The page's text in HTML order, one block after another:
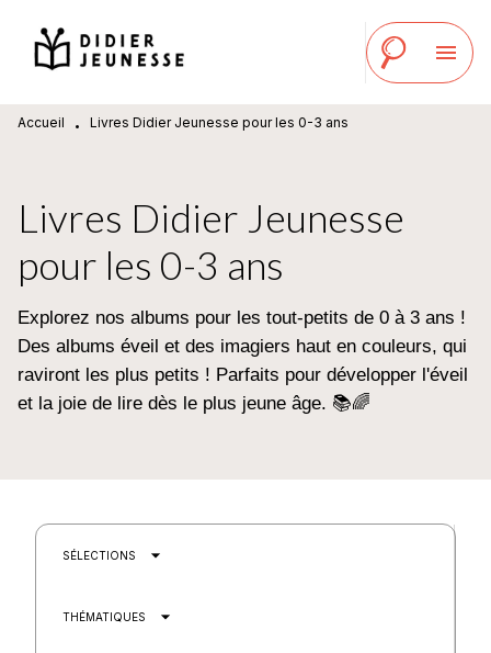
MENU RECHERCHE
PIED DE PAGE
menu
Accueil • Livres Didier Jeunesse pour les 0-3 ans
Livres Didier Jeunesse
pour les 0-3 ans
Explorez nos albums pour les tout-petits de 0 à 3 ans !
Des albums éveil et des imagiers haut en couleurs, qui
raviront les plus petits ! Parfaits pour développer l'éveil
et la joie de lire dès le plus jeune âge. 📚🌈
SÉLECTIONS arrow_drop_down
THÉMATIQUES arrow_drop_down